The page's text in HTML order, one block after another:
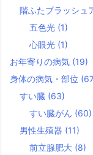
階ふたブラッシュ
五色光 (1)
心眼光 (1)
お年寄りの病気 (19)
身体の病気・部位
すい臓 (63)
すい臓がん (60)
男性生殖器 (11)
前立腺肥大 (8)